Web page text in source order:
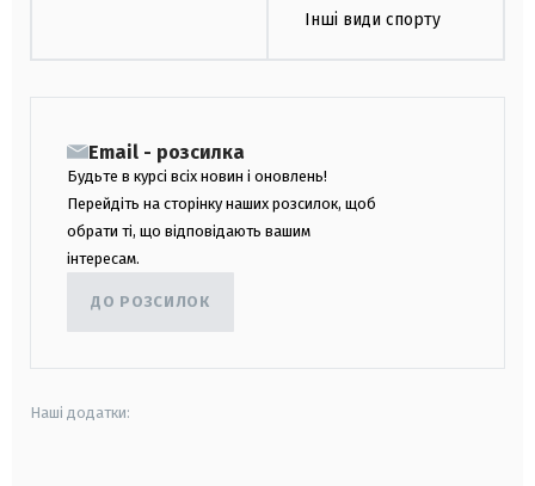
Інші види спорту
Email - розсилка
Будьте в курсі всіх новин і оновлень!
Перейдіть на сторінку наших розсилок, щоб
обрати ті, що відповідають вашим
інтересам.
ДО РОЗСИЛОК
Наші додатки: